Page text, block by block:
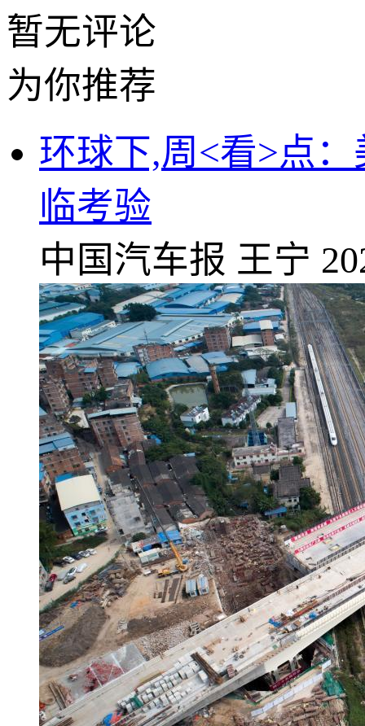
暂无评论
为你推荐
环球下,周<看>点
临考验
中国汽车报 王宁